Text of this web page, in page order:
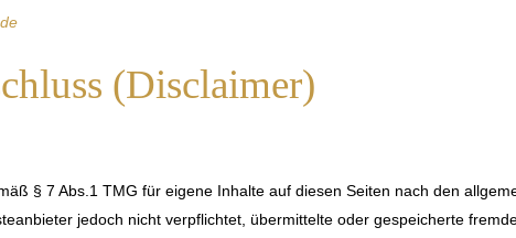
(Disclaimer)
§ 7 Abs.1 TMG für eigene Inhalte auf diesen Seiten nach den
jedoch nicht verpflichtet, übermittelte oder gespeicherte